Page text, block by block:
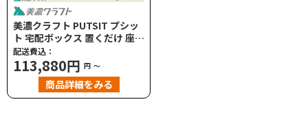
美濃クラフト PUTSIT プシッ
ト 宅配ボックス 置くだけ 座れ
る 据置きタイプ
配送費込：
113,880円 円 ～
商品詳細をみる